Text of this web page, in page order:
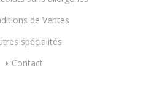
de Ventes
spécialités
Contact